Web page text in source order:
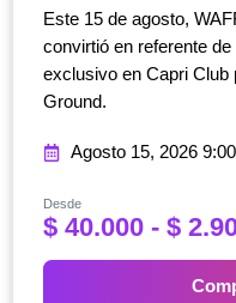
Este 15 de agosto,
convirtió en referente
exclusivo en Capri Club
Ground.
Agosto 15, 2026
Desde
$40.000 - $